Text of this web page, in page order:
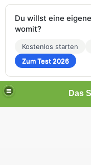
Du willst eine
womit?
Kostenlos starten
Zum Test 2026